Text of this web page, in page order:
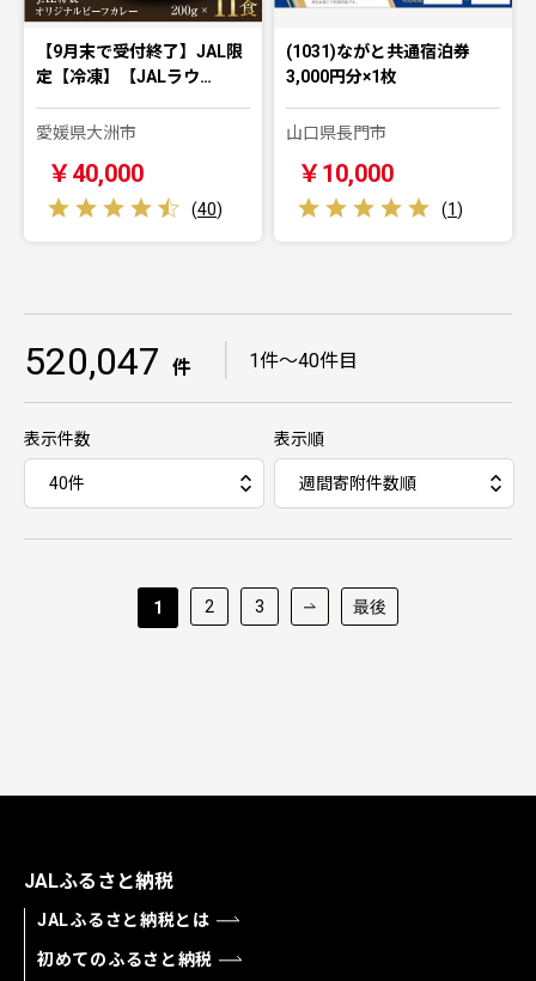
【9月末で受付終了】JAL限
定【冷凍】【JALラウ…
愛媛県大洲市
￥40,000
(40)
(1031)ながと共通宿泊券
3,000円分×1枚
山口県長門市
￥10,000
(1)
520,047 件 1件～40件目
表示件数 表示順
1 2 3 最後
JALふるさと納税
JALふるさと納税とは
初めてのふるさと納税